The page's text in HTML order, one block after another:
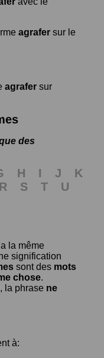
agrafer sur le
agrafer sur
des
H I J
K
R S T
U
la même
signification
sont des mots
chose.
, la phrase ne
à: